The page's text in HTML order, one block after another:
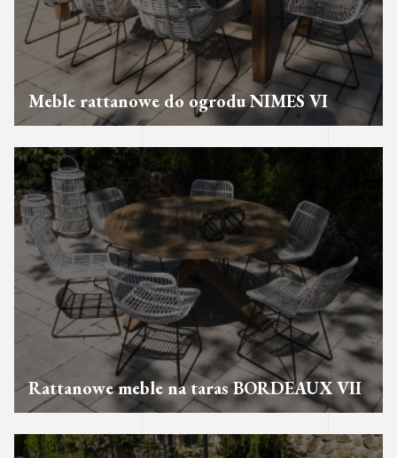
Meble rattanowe do ogrodu NIMES VI
Rattanowe meble na taras BORDEAUX VII